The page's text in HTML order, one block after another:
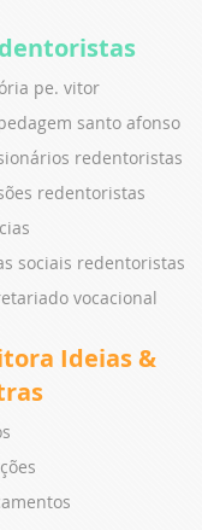
pe. vitor
santo afonso
redentoristas
redentoristas
sociais redentoristas
vocacional
Ideias &